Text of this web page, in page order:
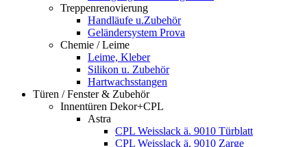
Treppenrenovierung
Handläufe u.Zubehör
Geländersystem Prova
Chemie / Leime
Leime, Kleber
Silikon u. Zubehör
Hartwachsstangen
Türen / Fenster & Zubehör
Innentüren Dekor+CPL
Astra
CPL Weisslack ä. 9010 Türblatt
CPL Weisslack ä. 9010 Zarge